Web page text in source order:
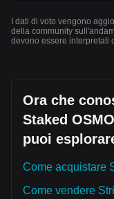
I dati di voto vengono
della community
devono essere interpretati
Ora che
Staked
puoi
Come acquistare
Come vendere